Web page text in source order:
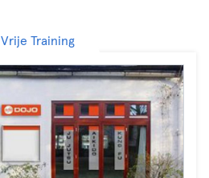
Vrije Training